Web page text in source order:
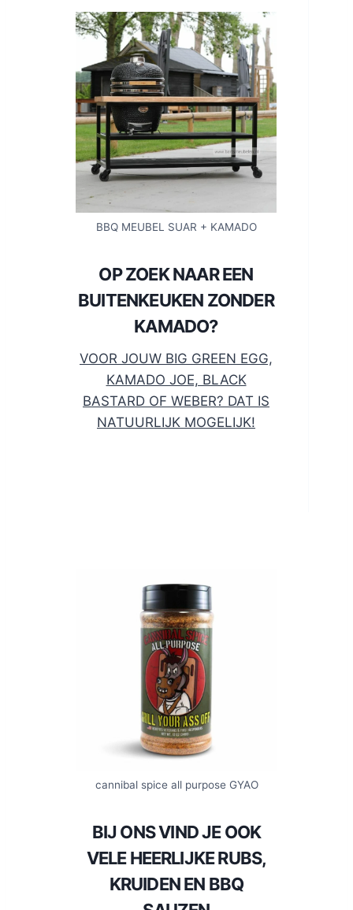
BBQ MEUBEL SUAR + KAMADO
OP ZOEK NAAR EEN
BUITENKEUKEN ZONDER
KAMADO?
VOOR JOUW BIG GREEN EGG,
KAMADO JOE, BLACK
BASTARD OF WEBER? DAT IS
NATUURLIJK MOGELIJK!
cannibal spice all purpose GYAO
BIJ ONS VIND JE OOK
VELE HEERLIJKE RUBS,
KRUIDEN EN BBQ